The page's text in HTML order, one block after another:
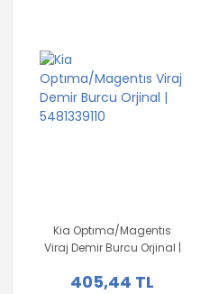
Kia Optıma/Magentıs
Viraj Demir Burcu Orjinal |
405,44 TL